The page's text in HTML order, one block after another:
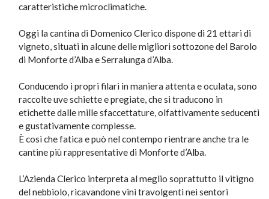
caratteristiche microclimatiche.
Oggi la cantina di Domenico Clerico dispone di 21 ettari di
vigneto, situati in alcune delle migliori sottozone del Barolo
di Monforte d’Alba e Serralunga d’Alba.
Conducendo i propri filari in maniera attenta e oculata, sono
raccolte uve schiette e pregiate, che si traducono in
etichette dalle mille sfaccettature, olfattivamente seducenti
e gustativamente complesse.
È così che fatica e può nel contempo rientrare anche tra le
cantine più rappresentative di Monforte d’Alba.
L’Azienda Clerico interpreta al meglio soprattutto il vitigno
del nebbiolo, ricavandone vini travolgenti nei sentori